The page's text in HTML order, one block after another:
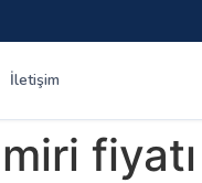
İletişim
fiyatı